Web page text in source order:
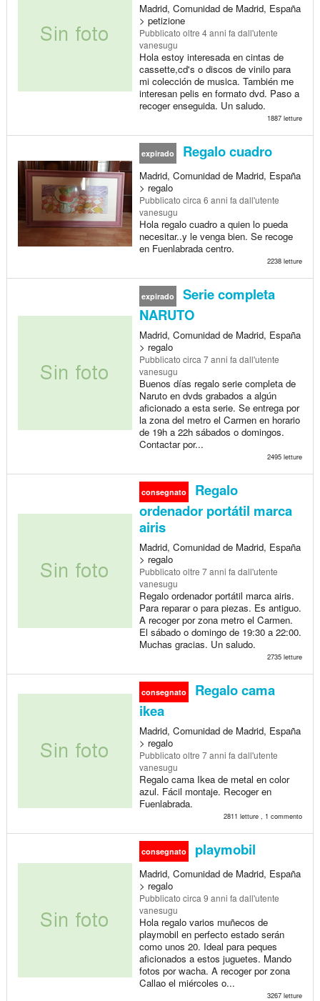
Madrid, Comunidad de Madrid, España
> petizione
Pubblicato oltre 4 anni fa dall'utente
vanesugu
Hola estoy interesada en cintas de
cassette,cd's o discos de vinilo para
mi colección de musica. También me
interesan pelis en formato dvd. Paso a
recoger enseguida. Un saludo.
1887 letture
expirado Regalo cuadro
Madrid, Comunidad de Madrid, España
> regalo
Pubblicato circa 6 anni fa dall'utente
vanesugu
Hola regalo cuadro a quien lo pueda
necesitar..y le venga bien. Se recoge
en Fuenlabrada centro.
2238 letture
expirado
Serie completa
NARUTO
Madrid, Comunidad de Madrid, España
> regalo
Pubblicato circa 7 anni fa dall'utente
vanesugu
Buenos días regalo serie completa de
Naruto en dvds grabados a algún
aficionado a esta serie. Se entrega por
la zona del metro el Carmen en horario
de 19h a 22h sábados o domingos.
Contactar por...
2495 letture
consegnato
Regalo
ordenador portátil marca
airis
Madrid, Comunidad de Madrid, España
> regalo
Pubblicato oltre 7 anni fa dall'utente
vanesugu
Regalo ordenador portátil marca airis.
Para reparar o para piezas. Es antiguo.
A recoger por zona metro el Carmen.
El sábado o domingo de 19:30 a 22:00.
Muchas gracias. Un saludo.
2735 letture
consegnato
Regalo cama
ikea
Madrid, Comunidad de Madrid, España
> regalo
Pubblicato oltre 7 anni fa dall'utente
vanesugu
Regalo cama Ikea de metal en color
azul. Fácil montaje. Recoger en
Fuenlabrada.
2811 letture , 1 commento
consegnato playmobil
Madrid, Comunidad de Madrid, España
> regalo
Pubblicato circa 9 anni fa dall'utente
vanesugu
Hola regalo varios muñecos de
playmobil en perfecto estado serán
como unos 20. Ideal para peques
aficionados a estos juguetes. Mando
fotos por wacha. A recoger por zona
Callao el miércoles o...
3267 letture